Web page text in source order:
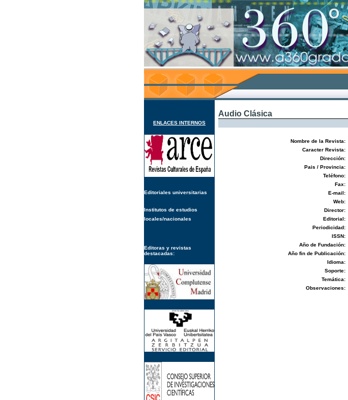
ENLACES INTERNOS
Editoriales universitarias
Institutos de estudios
locales/nacionales
Editoras y revistas
destacadas:
Audio Clásica
Nombre de la Revista:
Caracter Revista:
Dirección:
Pais / Provincia:
Teléfono:
Fax:
E-mail:
Web:
Director:
Editorial:
Periodicidad:
ISSN:
Año de Fundación:
Año fin de Publicación:
Idioma:
Soporte:
Temática:
Observaciones: